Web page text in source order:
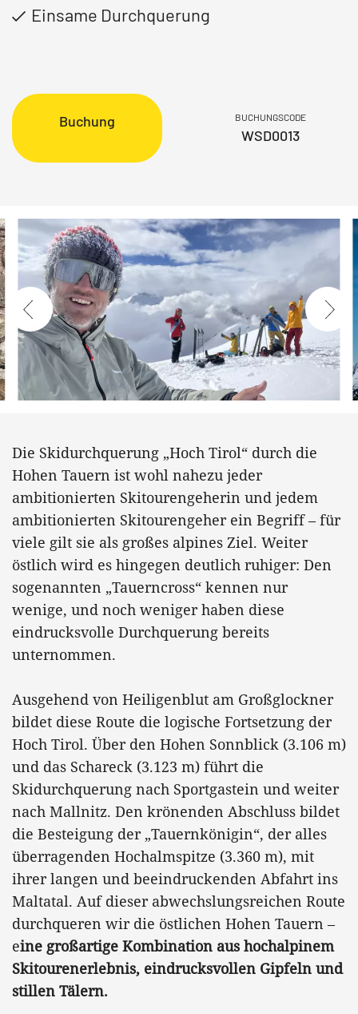
Einsame Durchquerung
Buchung BUCHUNGSCODE
WSD0013
Die Skidurchquerung „Hoch Tirol“ durch die
Hohen Tauern ist wohl nahezu jeder
ambitionierten Skitourengeherin und jedem
ambitionierten Skitourengeher ein Begriff – für
viele gilt sie als großes alpines Ziel. Weiter
östlich wird es hingegen deutlich ruhiger: Den
sogenannten „Tauerncross“ kennen nur
wenige, und noch weniger haben diese
eindrucksvolle Durchquerung bereits
unternommen.
Ausgehend von Heiligenblut am Großglockner
bildet diese Route die logische Fortsetzung der
Hoch Tirol. Über den Hohen Sonnblick (3.106 m)
und das Schareck (3.123 m) führt die
Skidurchquerung nach Sportgastein und weiter
nach Mallnitz. Den krönenden Abschluss bildet
die Besteigung der „Tauernkönigin“, der alles
überragenden Hochalmspitze (3.360 m), mit
ihrer langen und beeindruckenden Abfahrt ins
Maltatal. Auf dieser abwechslungsreichen Route
durchqueren wir die östlichen Hohen Tauern –
eine großartige Kombination aus hochalpinem
Skitourenerlebnis, eindrucksvollen Gipfeln und
stillen Tälern.